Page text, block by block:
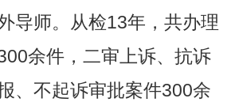
导师。从检13年，共办理
余件，二审上诉、抗诉
、不起诉审批案件300余